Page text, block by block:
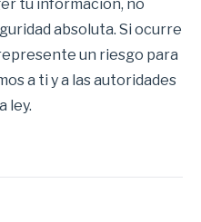
tu información, no
absoluta. Si ocurre
un riesgo para
a ti y a las autoridades
ley.